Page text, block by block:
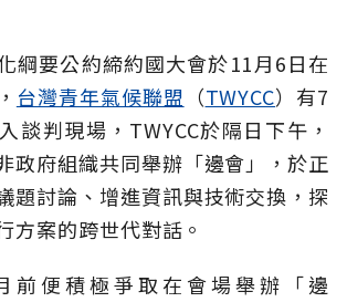
綱要公約締約國大會於11月6日在
台灣青年氣候聯盟 （TWYCC）有7
談判現場，TWYCC於隔日下午，
政府組織共同舉辦「邊會」，於正
題討論、增進資訊與技術交換，探
方案的跨世代對話。
前便積極爭取在會場舉辦「邊